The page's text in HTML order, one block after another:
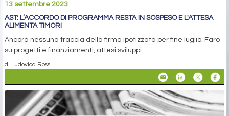
13 settembre 2023
AST: L’ACCORDO DI PROGRAMMA RESTA IN SOSPESO E L'ATTESA
ALIMENTA TIMORI
Ancora nessuna traccia della firma ipotizzata per fine luglio. Faro
su progetti e finanziamenti, attesi sviluppi
di Ludovica Rossi